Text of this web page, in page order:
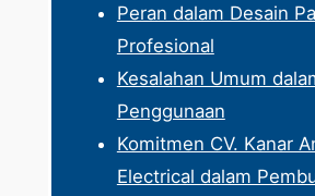
Peran dalam Desain
Profesional
Kesalahan Umum
Penggunaan
Komitmen CV. Kanar
Electrical dalam